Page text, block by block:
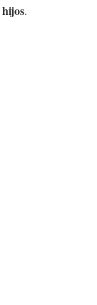
hijos.